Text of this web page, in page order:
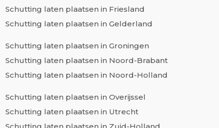
Schutting laten plaatsen in Friesland
Schutting laten plaatsen in Gelderland
Schutting laten plaatsen in Groningen
Schutting laten plaatsen in Noord-Brabant
Schutting laten plaatsen in Noord-Holland
Schutting laten plaatsen in Overijssel
Schutting laten plaatsen in Utrecht